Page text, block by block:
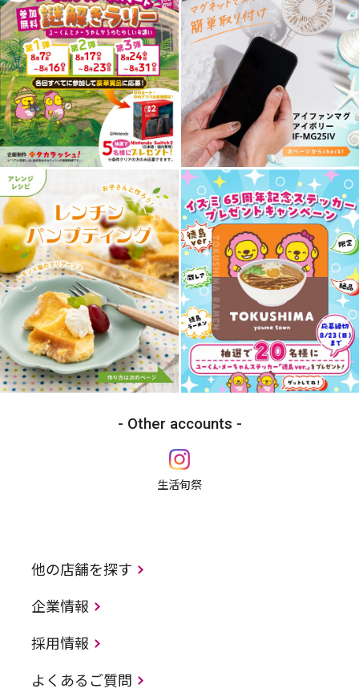
Other accounts
生活旬祭
他の店舗を探す
企業情報
採用情報
よくあるご質問